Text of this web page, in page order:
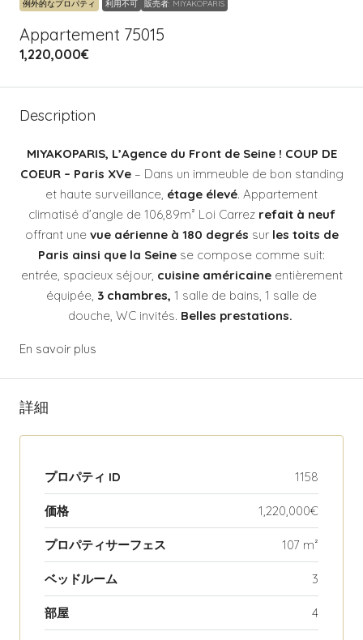
例外的なプロパティ 利用不可 販売者: MIYAKOPARIS
Appartement 75015
1,220,000€
Description
MIYAKOPARIS, L’Agence du Front de Seine ! COUP DE
COEUR – Paris XVe– Dans un immeuble de bon standing
et haute surveillance, étage élevé. Appartement
climatisé d’angle de 106,89m² Loi Carrez refait à neuf
offrant unevue aérienne à 180 degrés sur les toits de
Paris ainsi que la Seine se compose comme suit:
entrée, spacieux séjour, cuisine américaineentièrement
équipée, 3 chambres, 1 salle de bains, 1 salle de
douche, WC invités. Belles prestations.
En savoir plus
詳細
プロパティ ID 1158
価格 1,220,000€
プロパティサーフェス 107 m²
ベッドルーム 3
部屋 4